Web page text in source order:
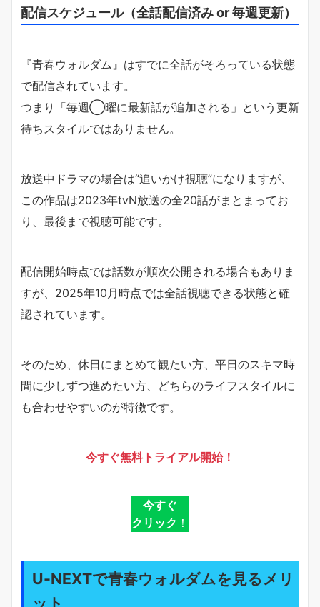
配信スケジュール（全話配信済み or 毎週更新）
『青春ウォルダム』はすでに全話がそろっている状態
で配信されています。
つまり「毎週◯曜に最新話が追加される」という更新
待ちスタイルではありません。
放送中ドラマの場合は“追いかけ視聴”になりますが、
この作品は2023年tvN放送の全20話がまとまってお
り、最後まで視聴可能です。
配信開始時点では話数が順次公開される場合もありま
すが、2025年10月時点では全話視聴できる状態と確
認されています。
そのため、休日にまとめて観たい方、平日のスキマ時
間に少しずつ進めたい方、どちらのライフスタイルに
も合わせやすいのが特徴です。
今すぐ無料トライアル開始！
今すぐ
クリック ！
U-NEXTで青春ウォルダムを見るメリ
ット